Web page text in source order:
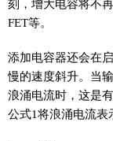
刻，增大电容将不
FET等。
添加电容器还会在
慢的速度斜升。当
浪涌电流时，这是有
公式1将浪涌电流表